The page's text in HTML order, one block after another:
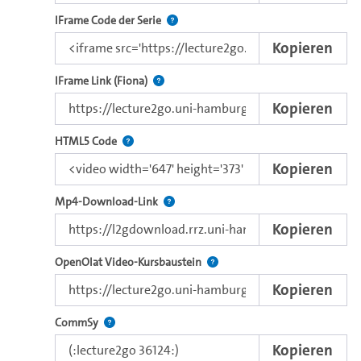
IFrame Code der Serie Nutzen Sie diesen Code, um das
Kopieren
IFrame Link (Fiona) Direkter iFrame-Link zur Weitergabe an
Kopieren
HTML5 Code Nutzen Sie diesen Code, um das Video mit dem
Kopieren
Mp4-Download-Link Kopieren Sie den Download-Link dieses
Kopieren
OpenOlat Video-Kursbaustein Verwenden Sie diesen Link,
Kopieren
CommSy Nutzen Sie diesen Code, um das Video in CommSy
Kopieren